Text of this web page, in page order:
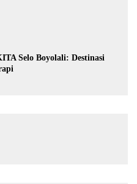
Selo Boyolali: Destinasi